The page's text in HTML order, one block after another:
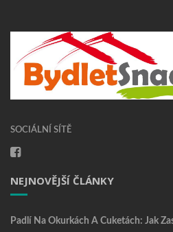
SOCIÁLNÍ SÍTĚ
NEJNOVĚJŠÍ ČLÁNKY
Padlí Na Okurkách A Cuketách: Jak